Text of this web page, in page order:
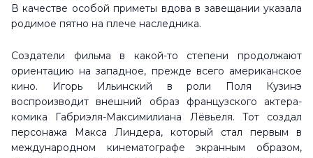
В качестве особой приметы вдова в завещании указала
родимое пятно на плече наследника.
Создатели фильма в какой-то степени продолжают
ориентацию на западное, прежде всего американское
кино. Игорь Ильинский в роли Поля Кузинэ
воспроизводит внешний образ французского актера-
комика Габриэля-Максимилиана Лёвьеля. Тот создал
персонажа Макса Линдера, который стал первым в
международном кинематографе экранным образом,